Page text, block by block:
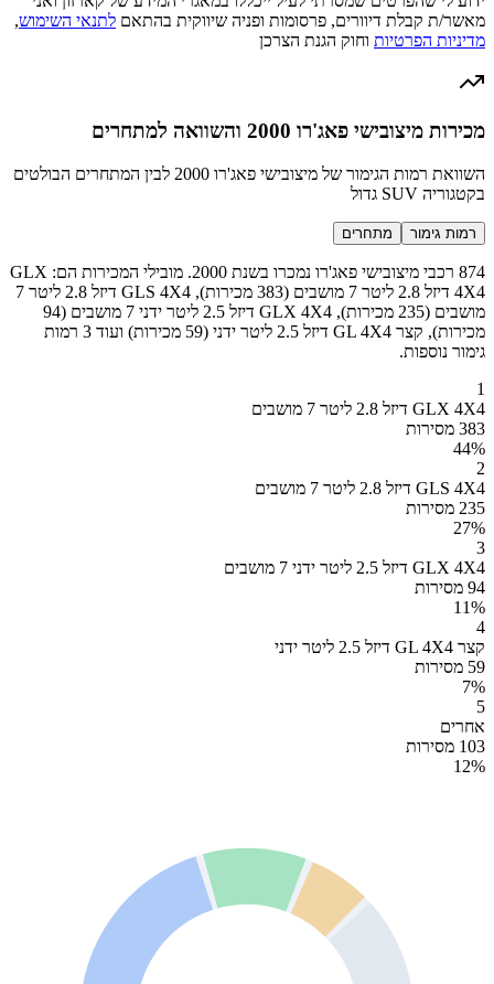
מאשר/ת קבלת דיוורים, פרסומות ופניה שיווקית בהתאם לתנאי השימוש,
מדיניות הפרטיות וחוק הגנת הצרכן
מכירות מיצובישי פאג'רו 2000 והשוואה למתחרים
השוואת רמות הגימור של מיצובישי פאג'רו 2000 לבין המתחרים הבולטים
בקטגוריה SUV גדול
רמות גימור מתחרים
874 רכבי מיצובישי פאג'רו נמכרו בשנת 2000. מובילי המכירות הם: GLX
4X4 דיזל 2.8 ליטר 7 מושבים (383 מכירות), GLS 4X4 דיזל 2.8 ליטר 7
מושבים (235 מכירות), GLX 4X4 דיזל 2.5 ליטר ידני 7 מושבים (94
מכירות), קצר GL 4X4 דיזל 2.5 ליטר ידני (59 מכירות) ועוד 3 רמות
גימור נוספות.
1
GLX 4X4 דיזל 2.8 ליטר 7 מושבים
383 מסירות
44%
2
GLS 4X4 דיזל 2.8 ליטר 7 מושבים
235 מסירות
27%
3
GLX 4X4 דיזל 2.5 ליטר ידני 7 מושבים
94 מסירות
11%
4
קצר GL 4X4 דיזל 2.5 ליטר ידני
59 מסירות
7%
5
אחרים
103 מסירות
12%